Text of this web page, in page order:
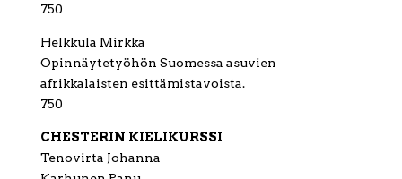
750
Helkkula Mirkka
Opinnäytetyöhön Suomessa asuvien
afrikkalaisten esittämistavoista.
750
CHESTERIN KIELIKURSSI
Tenovirta Johanna